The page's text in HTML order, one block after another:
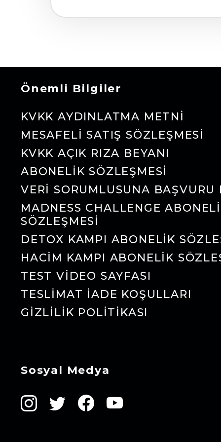
Önemli Bilgiler
KVKK AYDINLATMA METNI
MESAFELI SATIŞ SÖZLEŞMESI
KVKK AÇIK RIZA BEYANI
ABONELIK SÖZLEŞMESI
VERI SORUMLUSUNA BAŞVURU
MADNESS CHALLENGE
SÖZLEŞMESI
DETOX KAMPI ABONELIK
HACIM KAMPI ABONELIK
TEST VIDEO SAYFASI
TESLIMAT İADE KOŞULLARI
GIZLILIK POLITIKASI
Sosyal Medya